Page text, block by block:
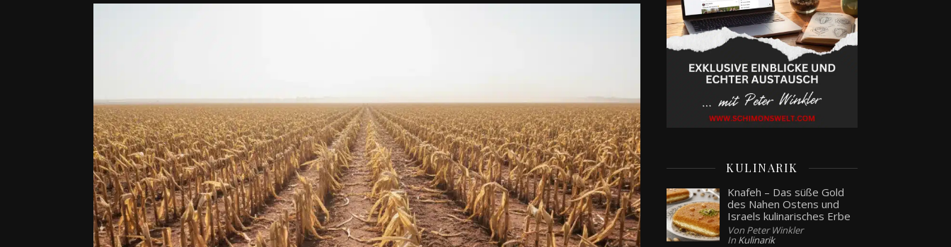
KULINARIK
Knafeh – Das süße Gold
des Nahen Ostens und
Israels kulinarisches Erbe
Von Peter Winkler
In Kulinarik